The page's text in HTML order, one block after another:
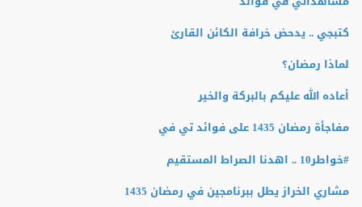
كتبجي .. يدحض خرافة الكائن القارئ
لماذا رمضان؟
أعاده الله عليكم بالبركة والخير
مفاجأة رمضان 1435 على فوائد تي في
#خواطر10 .. اهدنا الصراط المستقيم
مشاري الخراز يطل ببرنامجين في رمضان 1435